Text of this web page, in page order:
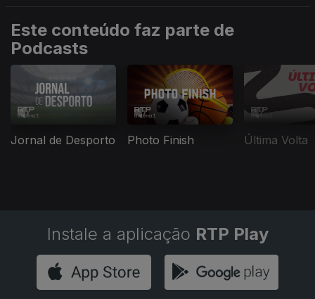
Este conteúdo faz parte de
Podcasts
Jornal de Desporto Photo Finish Última Volta
Instale a aplicação RTP Play